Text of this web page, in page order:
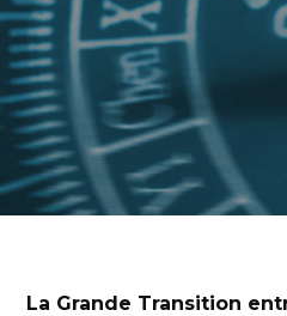
La Grande Transition